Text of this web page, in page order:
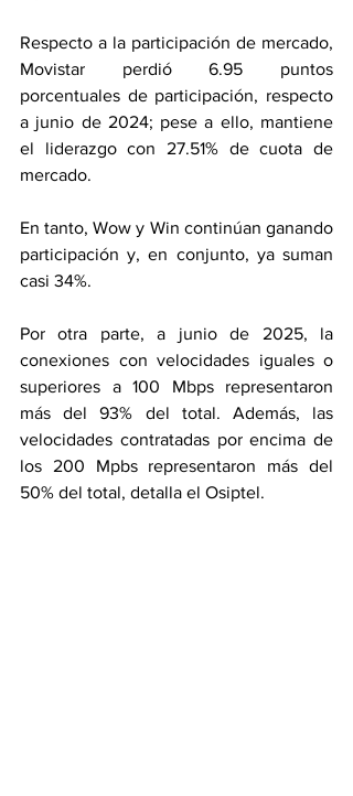
Respecto a la participación de mercado,
Movistar perdió 6.95 puntos
porcentuales de participación, respecto
a junio de 2024; pese a ello, mantiene
el liderazgo con 27.51% de cuota de
mercado.
En tanto, Wow y Win continúan ganando
participación y, en conjunto, ya suman
casi 34%.
Por otra parte, a junio de 2025, la
conexiones con velocidades iguales o
superiores a 100 Mbps representaron
más del 93% del total. Además, las
velocidades contratadas por encima de
los 200 Mpbs representaron más del
50% del total, detalla el Osiptel.